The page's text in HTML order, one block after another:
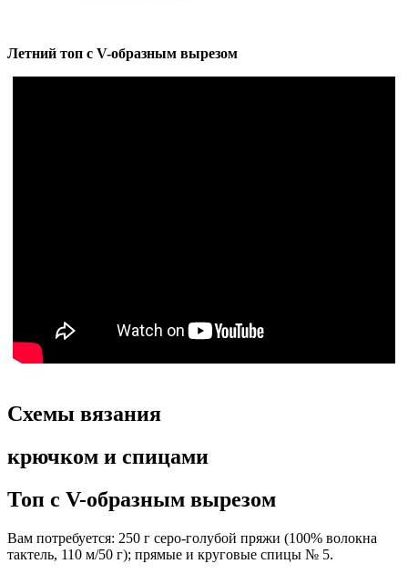
Летний топ с V-образным вырезом
Схемы вязания
крючком и спицами
Топ с V-образным вырезом
Вам потребуется: 250 г серо-голубой пряжи (100% волокна
тактель, 110 м/50 г); прямые и круговые спицы № 5.